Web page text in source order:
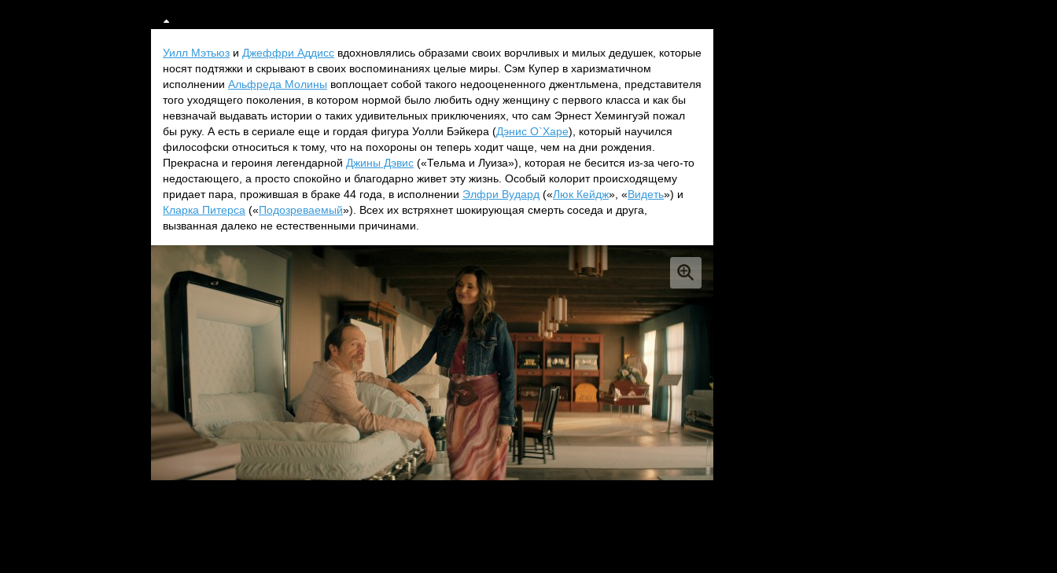
Уилл Мэтьюз и Джеффри Аддисс вдохновлялись образами своих ворчливых и милых дедушек, которые
носят подтяжки и скрывают в своих воспоминаниях целые миры. Сэм Купер в харизматичном
исполнении Альфреда Молины воплощает собой такого недооцененного джентльмена, представителя
того уходящего поколения, в котором нормой было любить одну женщину с первого класса и как бы
невзначай выдавать истории о таких удивительных приключениях, что сам Эрнест Хемингуэй пожал
бы руку. А есть в сериале еще и гордая фигура Уолли Бэйкера (Дэнис О`Харе), который научился
философски относиться к тому, что на похороны он теперь ходит чаще, чем на дни рождения.
Прекрасна и героиня легендарной Джины Дэвис («Тельма и Луиза»), которая не бесится из-за чего-то
недостающего, а просто спокойно и благодарно живет эту жизнь. Особый колорит происходящему
придает пара, прожившая в браке 44 года, в исполнении Элфри Вудард («Люк Кейдж», «Видеть») и
Кларка Питерса («Подозреваемый»). Всех их встряхнет шокирующая смерть соседа и друга,
вызванная далеко не естественными причинами.